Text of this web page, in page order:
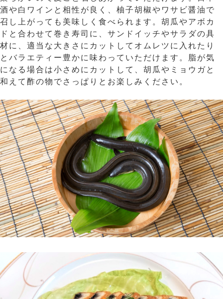
酒や白ワインと相性が良く、柚子胡椒やワサビ醤油で
召し上がっても美味しく食べられます。胡瓜やアボカ
ドと合わせて巻き寿司に、サンドイッチやサラダの具
材に、適当な大きさにカットしてオムレツに入れたり
とバラエティー豊かに味わっていただけます。脂が気
になる場合は小さめにカットして、胡瓜やミョウガと
和えて酢の物でさっぱりとお楽しみください。